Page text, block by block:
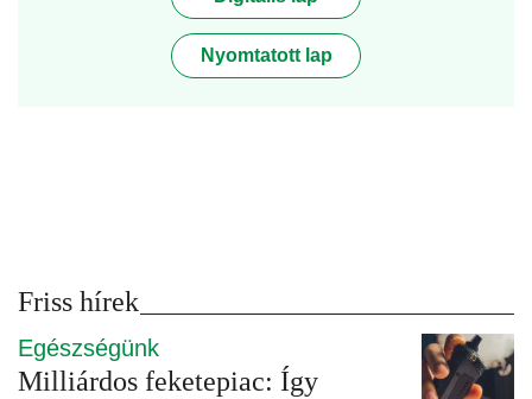
Nyomtatott lap
Friss hírek
Egészségünk
Milliárdos feketepiac: Így